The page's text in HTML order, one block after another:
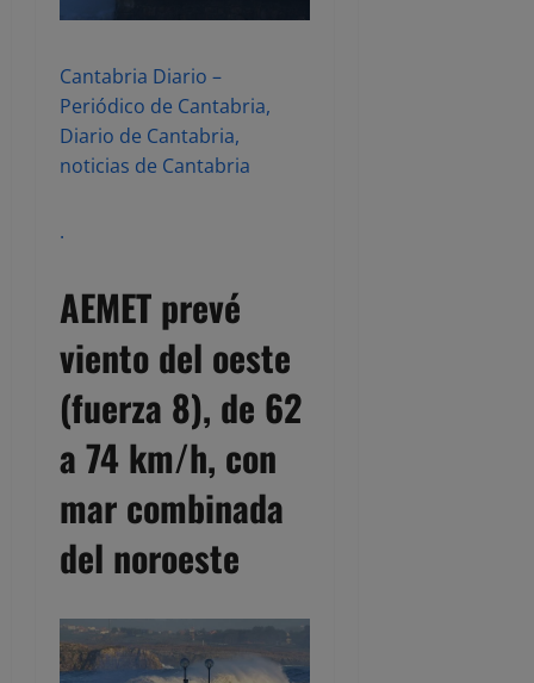
Cantabria Diario –
Periódico de Cantabria,
Diario de Cantabria,
noticias de Cantabria
.
AEMET prevé
viento del oeste
(fuerza 8), de 62
a 74 km/h, con
mar combinada
del noroeste